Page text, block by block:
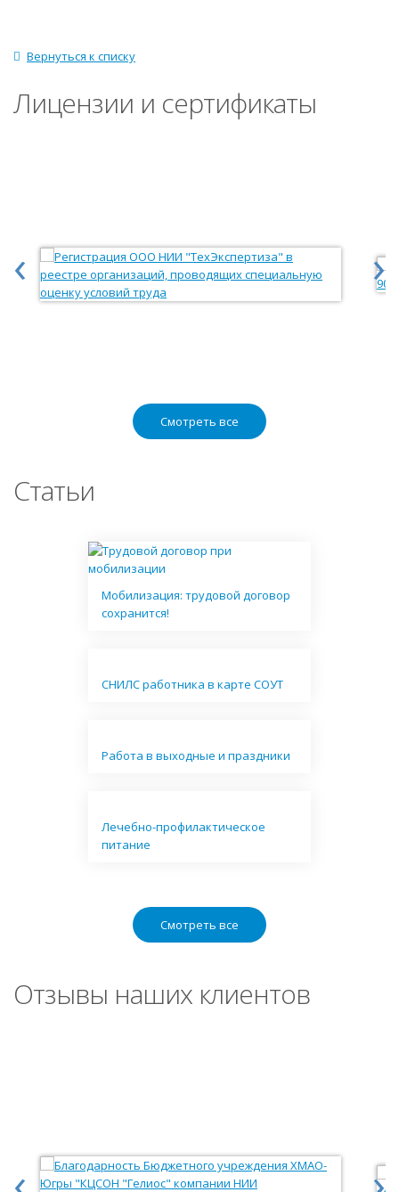
Вернуться к списку
Лицензии и сертификаты
‹ ›
Смотреть все
Статьи
Мобилизация: трудовой договор
сохранится!
СНИЛС работника в карте СОУТ
Работа в выходные и праздники
Лечебно-профилактическое
питание
Смотреть все
Отзывы наших клиентов